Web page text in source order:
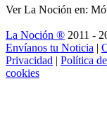
Ver La Noción en:
La Noción ® 2011 -
Envíanos tu Noticia |
Privacidad | Política
cookies